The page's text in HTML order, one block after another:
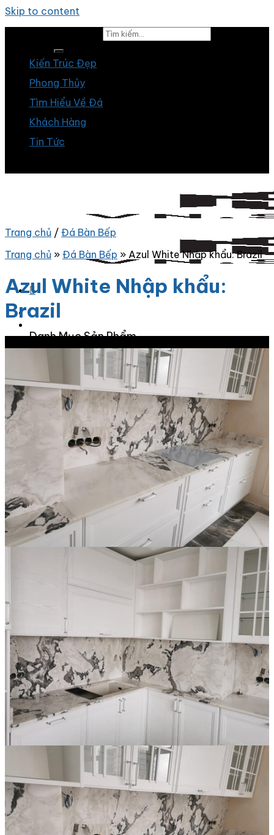
Skip to content
Kiến Trúc Đẹp
Phong Thủy
Tìm Hiểu Về Đá
Khách Hàng
Tin Tức
Danh Mục Sản Phẩm
Đá Granite
Đá Granite Màu Vàng
Đá Granite Màu Xám
Đá Granite Màu Đen
Đá Granite Màu Xanh
Đá Granite Màu Nâu
Đá Granite Màu Đỏ
Đá Travertine
Đá Marble
Đá Marble Màu Nâu
Đá Marble Màu Đỏ
Đá Marble Màu Vàng
Đá Marble Màu Trắng
Đá Marble Màu Xanh
Đá Ốp
Đá Ốp Bàn Bếp Nhân Tạo​
Đá Ốp Cột
Đá Ốp Thang Máy
Đá Ốp Bếp
Trang chủ / Đá Bàn Bếp
Trang chủ » Đá Bàn Bếp » Azul White Nhập khẩu: Brazil
Azul White Nhập khẩu:
Brazil